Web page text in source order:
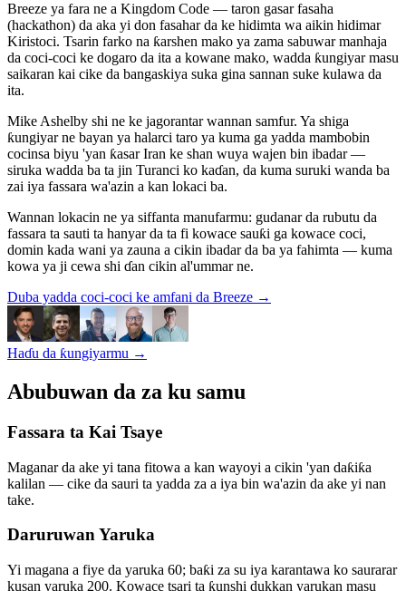
Breeze ya fara ne a Kingdom Code — taron gasar fasaha
(hackathon) da aka yi don fasahar da ke hidimta wa aikin hidimar
Kiristoci. Tsarin farko na ƙarshen mako ya zama sabuwar manhaja
da coci-coci ke dogaro da ita a kowane mako, wadda ƙungiyar masu
saikaran kai cike da bangaskiya suka gina sannan suke kulawa da
ita.
Mike Ashelby shi ne ke jagorantar wannan samfur. Ya shiga
ƙungiyar ne bayan ya halarci taro ya kuma ga yadda mambobin
cocinsa biyu 'yan ƙasar Iran ke shan wuya wajen bin ibadar —
siruka wadda ba ta jin Turanci ko kaɗan, da kuma suruki wanda ba
zai iya fassara wa'azin a kan lokaci ba.
Wannan lokacin ne ya siffanta manufarmu: gudanar da rubutu da
fassara ta sauti ta hanyar da ta fi kowace sauƙi ga kowace coci,
domin kada wani ya zauna a cikin ibadar da ba ya fahimta — kuma
kowa ya ji cewa shi ɗan cikin al'ummar ne.
Duba yadda coci-coci ke amfani da Breeze →
Haɗu da ƙungiyarmu →
Abubuwan da za ku samu
Fassara ta Kai Tsaye
Maganar da ake yi tana fitowa a kan wayoyi a cikin 'yan daƙiƙa
kalilan — cike da sauri ta yadda za a iya bin wa'azin da ake yi nan
take.
Daruruwan Yaruka
Yi magana a fiye da yaruka 60; baƙi za su iya karantawa ko saurarar
kusan yaruka 200. Kowace tsari ta ƙunshi dukkan yarukan masu